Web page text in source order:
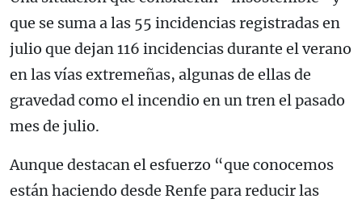
que se suma a las 55 incidencias registradas en
julio que dejan 116 incidencias durante el verano
en las vías extremeñas, algunas de ellas de
gravedad como el incendio en un tren el pasado
mes de julio.
Aunque destacan el esfuerzo “que conocemos
están haciendo desde Renfe para reducir las